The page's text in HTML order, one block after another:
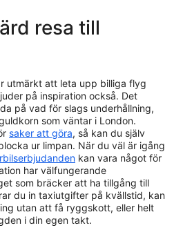
resa till
utmärkt att leta upp billiga flyg
på inspiration också. Det
på vad för slags underhållning,
som väntar i London.
saker att göra, så kan du själv
ur limpan. När du väl är igång
kan vara något för
har välfungerande
som bräcker att ha tillgång till
du in taxiutgifter på kvällstid, kan
utan att få ryggskott, eller helt
i din egen takt.